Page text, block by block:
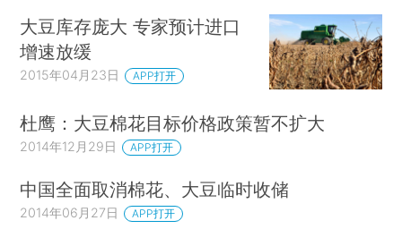
大豆库存庞大 专家预计进口
增速放缓
2015年04月23日 APP打开
杜鹰：大豆棉花目标价格政策暂不扩大
2014年12月29日 APP打开
中国全面取消棉花、大豆临时收储
2014年06月27日 APP打开